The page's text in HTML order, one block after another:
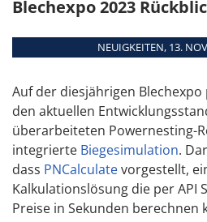
Übersicht
Module
Maschinen
Blechexpo 2023
NEUIGKEITEN, 13.
Auf der diesjährigen
den aktuellen
überarbeiteten Powernesting-
integrierte Biegesimulation.
dass PNCalculatevorgestellt,
Kalkulationslösung die per API
Preise in Sekunden berechnen